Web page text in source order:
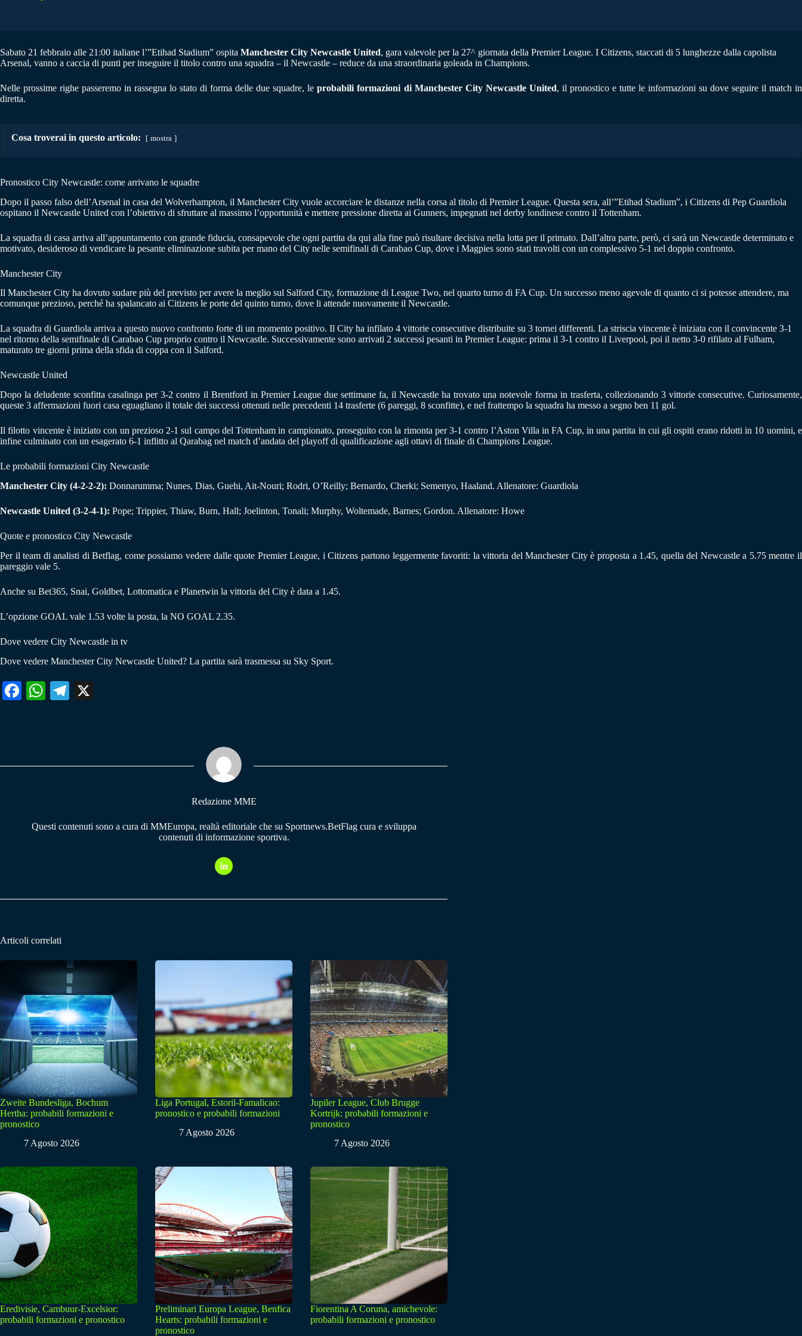
Sabato 21 febbraio alle 21:00 italiane l’”Etihad Stadium” ospita Manchester City Newcastle United, gara valevole per la 27^ giornata della Premier League. I Citizens, staccati di 5 lunghezze dalla capolista
Arsenal, vanno a caccia di punti per inseguire il titolo contro una squadra – il Newcastle – reduce da una straordinaria goleada in Champions.
Nelle prossime righe passeremo in rassegna lo stato di forma delle due squadre, leprobabili formazioni di Manchester City Newcastle United, il pronostico e tutte le informazioni su dove seguire il match in
diretta.
Cosa troverai in questo articolo: mostra
Pronostico City Newcastle: come arrivano le squadre
Dopo il passo falso dell’Arsenal in casa del Wolverhampton, il Manchester City vuole accorciare le distanze nella corsa al titolo di Premier League. Questa sera, all’”Etihad Stadium”, i Citizens di Pep Guardiola
ospitano il Newcastle United con l’obiettivo di sfruttare al massimo l’opportunità e mettere pressione diretta ai Gunners, impegnati nel derby londinese contro il Tottenham.
La squadra di casa arriva all’appuntamento con grande fiducia, consapevole che ogni partita da qui alla fine può risultare decisiva nella lotta per il primato. Dall’altra parte, però, ci sarà un Newcastle determinato e
motivato, desideroso di vendicare la pesante eliminazione subita per mano del City nelle semifinali di Carabao Cup, dove i Magpies sono stati travolti con un complessivo 5-1 nel doppio confronto.
Manchester City
Il Manchester City ha dovuto sudare più del previsto per avere la meglio sul Salford City, formazione di League Two, nel quarto turno di FA Cup. Un successo meno agevole di quanto ci si potesse attendere, ma
comunque prezioso, perché ha spalancato ai Citizens le porte del quinto turno, dove li attende nuovamente il Newcastle.
La squadra di Guardiola arriva a questo nuovo confronto forte di un momento positivo. Il City ha infilato 4 vittorie consecutive distribuite su 3 tornei differenti. La striscia vincente è iniziata con il convincente 3-1
nel ritorno della semifinale di Carabao Cup proprio contro il Newcastle. Successivamente sono arrivati 2 successi pesanti in Premier League: prima il 3-1 contro il Liverpool, poi il netto 3-0 rifilato al Fulham,
maturato tre giorni prima della sfida di coppa con il Salford.
Newcastle United
Dopo la deludente sconfitta casalinga per 3-2 contro il Brentford in Premier League due settimane fa, il Newcastle ha trovato una notevole forma in trasferta, collezionando 3 vittorie consecutive. Curiosamente,
queste 3 affermazioni fuori casa eguagliano il totale dei successi ottenuti nelle precedenti 14 trasferte (6 pareggi, 8 sconfitte), e nel frattempo la squadra ha messo a segno ben 11 gol.
Il filotto vincente è iniziato con un prezioso 2-1 sul campo del Tottenham in campionato, proseguito con la rimonta per 3-1 contro l’Aston Villa in FA Cup, in una partita in cui gli ospiti erano ridotti in 10 uomini, e
infine culminato con un esagerato 6-1 inflitto al Qarabag nel match d’andata del playoff di qualificazione agli ottavi di finale di Champions League.
Le probabili formazioni City Newcastle
Manchester City (4-2-2-2): Donnarumma; Nunes, Dias, Guehi, Ait-Nouri; Rodri, O’Reilly; Bernardo, Cherki; Semenyo, Haaland. Allenatore: Guardiola
Newcastle United (3-2-4-1): Pope; Trippier, Thiaw, Burn, Hall; Joelinton, Tonali; Murphy, Woltemade, Barnes; Gordon. Allenatore: Howe
Quote e pronostico City Newcastle
Per il team di analisti di Betflag, come possiamo vedere dalle quote Premier League, i Citizens partono leggermente favoriti: la vittoria del Manchester City è proposta a 1.45, quella del Newcastle a 5.75 mentre il
pareggio vale 5.
Anche su Bet365, Snai, Goldbet, Lottomatica e Planetwin la vittoria del City è data a 1.45.
L’opzione GOAL vale 1.53 volte la posta, la NO GOAL 2.35.
Dove vedere City Newcastle in tv
Dove vedere Manchester City Newcastle United? La partita sarà trasmessa su Sky Sport.
Fa W
pp
Te
m
Redazione MME
Questi contenuti sono a cura di MMEuropa, realtà editoriale che su Sportnews.BetFlag cura e sviluppa
contenuti di informazione sportiva.
Articoli correlati
Zweite Bundesliga, Bochum
Hertha: probabili formazioni e
pronostico
7 Agosto 2026
Liga Portugal, Estoril-Famalicao:
pronostico e probabili formazioni
7 Agosto 2026
Jupiler League, Club Brugge
Kortrijk: probabili formazioni e
pronostico
7 Agosto 2026
Eredivisie, Cambuur-Excelsior:
probabili formazioni e pronostico
Preliminari Europa League, Benfica
Hearts: probabili formazioni e
pronostico
Fiorentina A Coruna, amichevole:
probabili formazioni e pronostico